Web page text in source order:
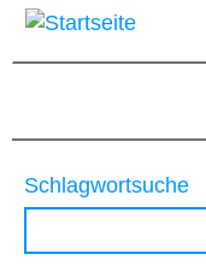
Direkt
Schlagwortsuche